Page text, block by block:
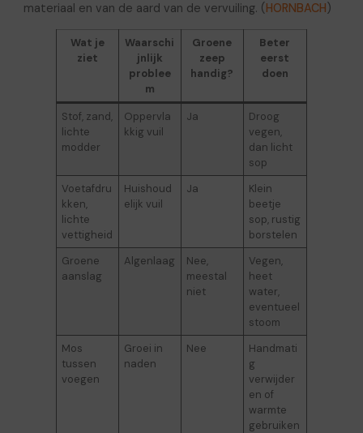
materiaal en van de aard van de vervuiling. ( HORNBACH )
Wat je
ziet
Waarschi
jnlijk
problee
m
Groene
zeep
handig?
Beter
eerst
doen
Stof, zand,
lichte
modder
Oppervla
kkig vuil
Ja
Droog
vegen,
dan licht
sop
Voetafdru
kken,
lichte
vettigheid
Huishoud
elijk vuil
Ja
Klein
beetje
sop, rustig
borstelen
Groene
aanslag
Algenlaag
Nee,
meestal
niet
Vegen,
heet
water,
eventueel
stoom
Mos
tussen
voegen
Groei in
naden
Nee
Handmati
g
verwijder
en of
warmte
gebruiken